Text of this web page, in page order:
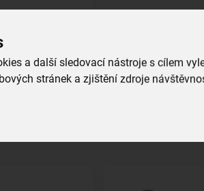
a další sledovací nástroje s cílem
stránek a zjištění zdroje